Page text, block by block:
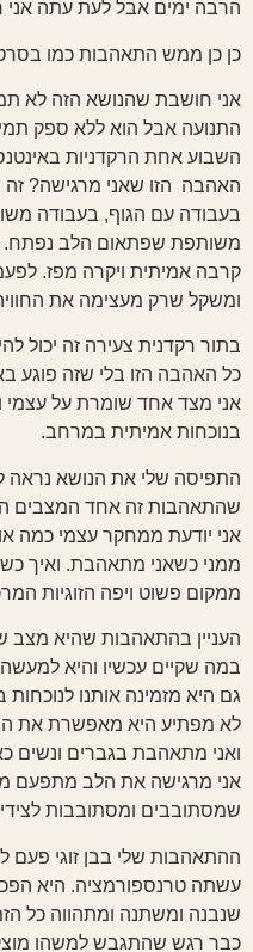
הרבה ימים אבל לעת עתה
כן כן ממש התאהבות כמו
אני חושבת שהנושא הזה לא
התנועה אבל הוא ללא ספק
השבוע אחת הרקדניות
האהבה הזו שאני מרגישה?
בעבודה עם הגוף, בעבודה
משותפת שפתאום הלב נפתח.
קרבה אמיתית ויקרה מפז.
ומשקל שרק מעצימה את
בתור רקדנית צעירה זה יכול
כל האהבה הזו בלי שזה פוגע
אני מצד אחד שומרת על עצמי
בנוכחות אמיתית במרחב.
התפיסה שלי את הנושא נראה
שהתאהבות זה אחד המצבים
אני יודעת ממחקר עצמי כמה
ממני כשאני מתאהבת. ואיך
ממקום פשוט ויפה הזוגיות
העניין בהתאהבות שהיא מצב
במה שקיים עכשיו והיא
גם היא מזמינה אותנו לנוכחות
לא מפתיע היא מאפשרת את
ואני מתאהבת בגברים ונשים
אני מרגישה את הלב מתפעם
שמסתובבים ומסתובבות לצידי
עשתה טרנספורמציה. היא
שנבנה ומשתנה ומתהווה כל
כבר רגש שהתגבש למשהו